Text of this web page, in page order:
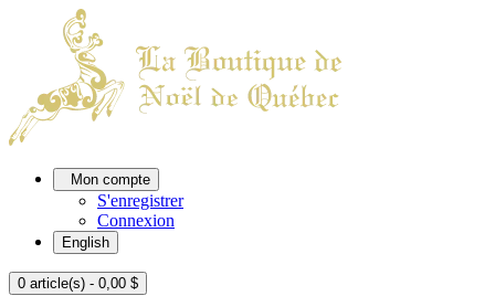
Mon compte
S'enregistrer
Connexion
English
0 article(s) - 0,00 $